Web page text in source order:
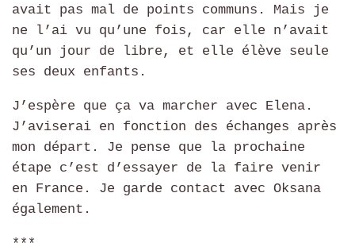
avait pas mal de points communs. Mais je
ne l’ai vu qu’une fois, car elle n’avait
qu’un jour de libre, et elle élève seule
ses deux enfants.
J’espère que ça va marcher avec Elena.
J’aviserai en fonction des échanges après
mon départ. Je pense que la prochaine
étape c’est d’essayer de la faire venir
en France. Je garde contact avec Oksana
également.
***